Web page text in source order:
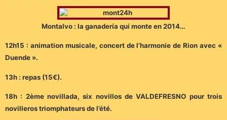
Montalvo : la ganadería qui monte en 2014…
12h15 : animation musicale, concert de l’harmonie de Rion avec «
Duende ».
13h : repas (15€).
18h : 2ème novillada, six novillos de VALDEFRESNO pour trois
novilleros triomphateurs de l’été.